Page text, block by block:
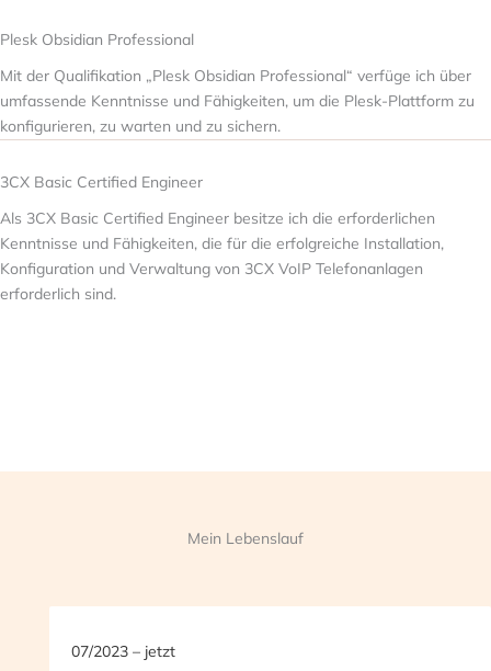
Plesk Obsidian Professional
Mit der Qualifikation „Plesk Obsidian Professional“ verfüge ich über
umfassende Kenntnisse und Fähigkeiten, um die Plesk-Plattform zu
konfigurieren, zu warten und zu sichern.
3CX Basic Certified Engineer
Als 3CX Basic Certified Engineer besitze ich die erforderlichen
Kenntnisse und Fähigkeiten, die für die erfolgreiche Installation,
Konfiguration und Verwaltung von 3CX VoIP Telefonanlagen
erforderlich sind.
Mein Lebenslauf
07/2023 – jetzt